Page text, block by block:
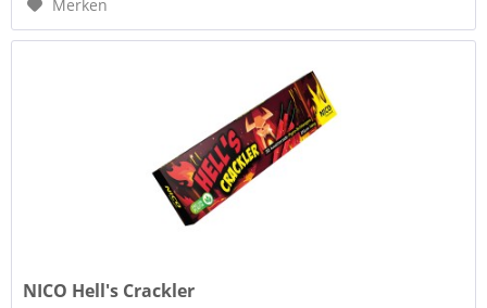
Merken
NICO Hell's Crackler